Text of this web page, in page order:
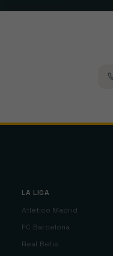
LA LIGA
Atlético Madrid
FC Barcelona
Real Betis